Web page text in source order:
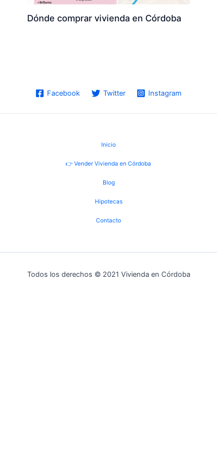
Dónde comprar vivienda en Córdoba
Facebook Twitter Instagram
Inicio
👉 Vender Vivienda en Córdoba
Blog
Hipotecas
Contacto
Todos los derechos © 2021 Vivienda en Córdoba